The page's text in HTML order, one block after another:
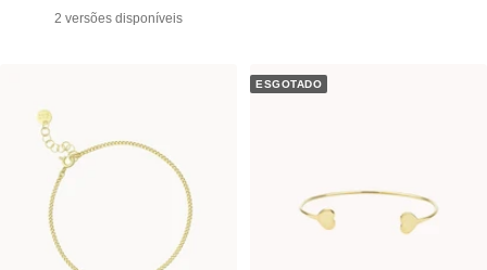
promocional
2 versões disponíveis
ESGOTADO